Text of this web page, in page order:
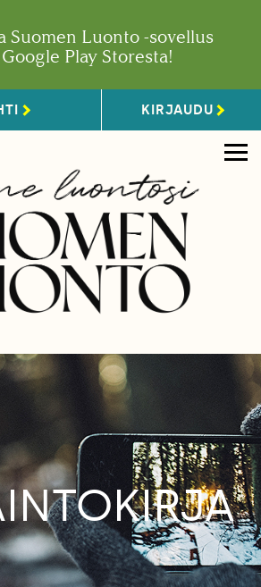
Suomen Luonto -sovellus
Google Play Storesta!
KIRJAUDU